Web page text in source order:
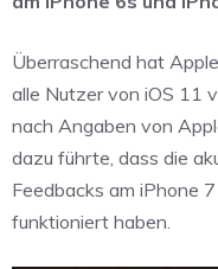
Überraschend hat
alle Nutzer von iOS 11
nach Angaben von
dazu führte, dass die
Feedbacks am iPhone
funktioniert haben.